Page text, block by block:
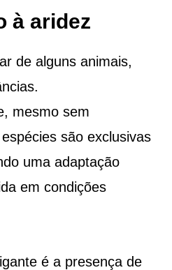
à aridez
de alguns animais,
mesmo sem
são exclusivas
uma adaptação
em condições
é a presença de